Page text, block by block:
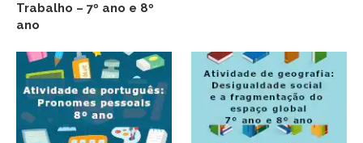
Trabalho – 7º ano e 8º
ano